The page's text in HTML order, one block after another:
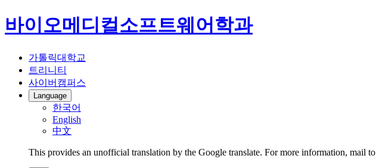
바이오메디컬소프트웨어학과
가톨릭대학교
트리니티
사이버캠퍼스
Language
한국어
English
中文
This provides an unofficial translation by the Google translate. For more information, mail to